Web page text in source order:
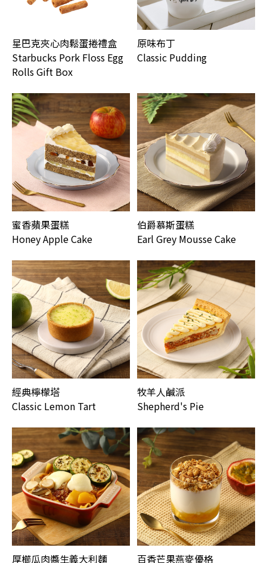
星巴克夾心肉鬆蛋捲禮盒
Starbucks Pork Floss Egg
Rolls Gift Box
原味布丁
Classic Pudding
蜜香蘋果蛋糕
Honey Apple Cake
伯爵慕斯蛋糕
Earl Grey Mousse Cake
經典檸檬塔
Classic Lemon Tart
牧羊人鹹派
Shepherd's Pie
厚櫛瓜肉醬生義大利麵
百香芒果燕麥優格